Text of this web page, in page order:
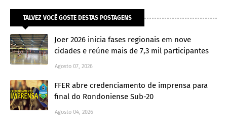
TALVEZ VOCÊ GOSTE DESTAS POSTAGENS
Joer 2026 inicia fases regionais em nove
cidades e reúne mais de 7,3 mil participantes
Agosto 07, 2026
FFER abre credenciamento de imprensa para
final do Rondoniense Sub-20
Agosto 04, 2026